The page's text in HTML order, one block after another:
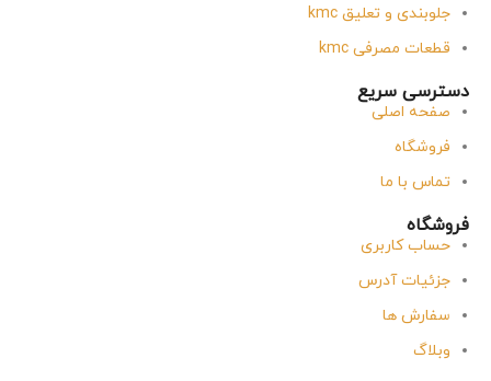
جلوبندی و تعلیق kmc
قطعات مصرفی kmc
دسترسی سریع
صفحه اصلی
فروشگاه
تماس با ما
فروشگاه
حساب کاربری
جزئیات آدرس
سفارش ها
وبلاگ